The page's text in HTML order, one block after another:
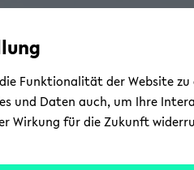
Funktionalität der Website
und Daten auch, um Ihre
Wirkung für die Zukunft